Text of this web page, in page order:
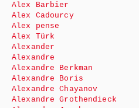
Alex Barbier
Alex Cadourcy
Alex pense
Alex Türk
Alexander
Alexandre
Alexandre Berkman
Alexandre Boris
Alexandre Chayanov
Alexandre Grothendieck